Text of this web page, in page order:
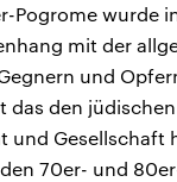
Pogrome wurde
mit der
und
das den
und Gesellschaft
70er- und